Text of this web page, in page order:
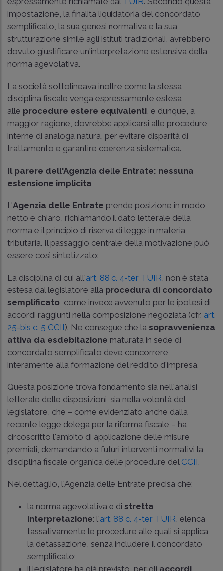
impostazione, la finalità liquidatoria del concordato
semplificato, la sua genesi normativa e la sua
strutturazione simile agli istituti tradizionali, avrebbero
dovuto giustificare un'interpretazione estensiva della
norma agevolativa.
La società sottolineava inoltre come la stessa
disciplina fiscale venga espressamente estesa
alle procedure estere equivalenti, e dunque, a
maggior ragione, dovrebbe applicarsi alle procedure
interne di analoga natura, per evitare disparità di
trattamento e garantire coerenza sistematica.
Il parere dell'Agenzia delle Entrate: nessuna
estensione implicita
L'Agenzia delle Entrate prende posizione in modo
netto e chiaro, richiamando il dato letterale della
norma e il principio di riserva di legge in materia
tributaria. Il passaggio centrale della motivazione può
essere così sintetizzato:
La disciplina di cui all'art. 88 c. 4-ter TUIR, non è stata
estesa dal legislatore alla procedura di concordato
semplificato, come invece avvenuto per le ipotesi di
accordi raggiunti nella composizione negoziata (cfr. art.
25-bis c. 5 CCII). Ne consegue che la sopravvenienza
attiva da esdebitazione maturata in sede di
concordato semplificato deve concorrere
interamente alla formazione del reddito d'impresa.
Questa posizione trova fondamento sia nell'analisi
letterale delle disposizioni, sia nella volontà del
legislatore, che – come evidenziato anche dalla
recente legge delega per la riforma fiscale – ha
circoscritto l'ambito di applicazione delle misure
premiali, demandando a futuri interventi normativi la
disciplina fiscale organica delle procedure del CCII.
Nel dettaglio, l'Agenzia delle Entrate precisa che:
la norma agevolativa è di stretta
interpretazione: l'art. 88 c. 4-ter TUIR, elenca
tassativamente le procedure alle quali si applica
la detassazione, senza includere il concordato
semplificato;
il legislatore ha già previsto, per gli accordi